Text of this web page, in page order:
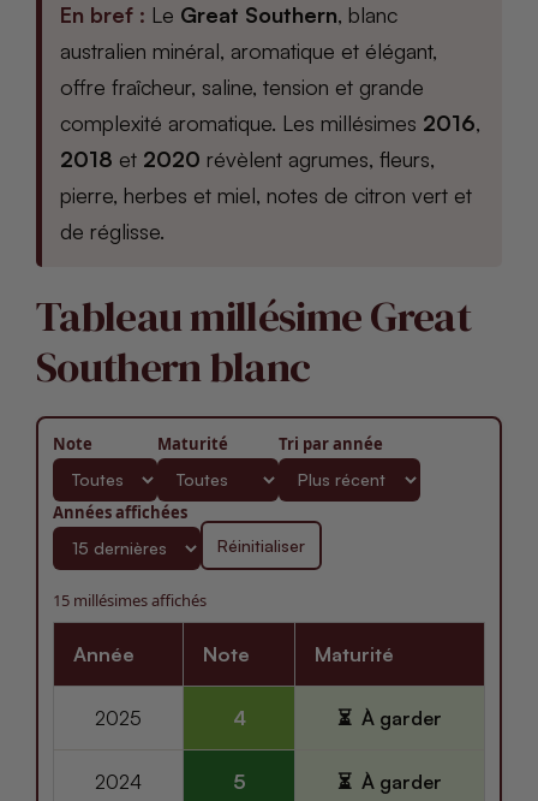
En bref : Le Great Southern, blanc
australien minéral, aromatique et élégant,
offre fraîcheur, saline, tension et grande
complexité aromatique. Les millésimes 2016,
2018 et 2020 révèlent agrumes, fleurs,
pierre, herbes et miel, notes de citron vert et
de réglisse.
Tableau millésime Great
Southern blanc
Note Maturité Tri par année
Années affichées
Réinitialiser
15 millésimes affichés
Année Note Maturité
2025 4 À garder
2024 5 À garder